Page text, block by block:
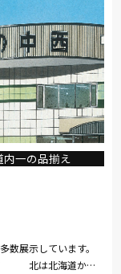
Stressless
タイムス アルファ
一の品揃え
数展示しています。
ど 北は北海道か